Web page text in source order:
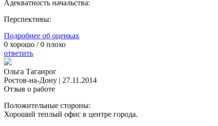
Адекватность начальства:
Перспективы:
Подробнее об оценках
0 хорошо /0 плохо
ответить
Ольга Таганрог
Ростов-на-Дону | 27.11.2014
Отзыв о работе
Положительные стороны:
Хороший теплый офис в центре города.